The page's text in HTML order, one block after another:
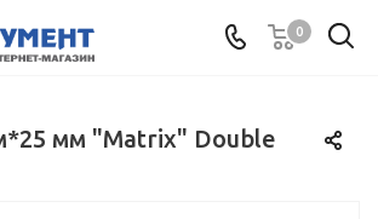
0
мм "Matrix" Double